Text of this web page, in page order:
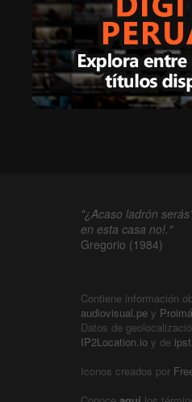
"¿Acaso ladrón
en esta casa no!."
Gregorio (1984)
Contiene información
audiovisual.pe y
Datos de
IP2Location.io y de
Iconos creados por